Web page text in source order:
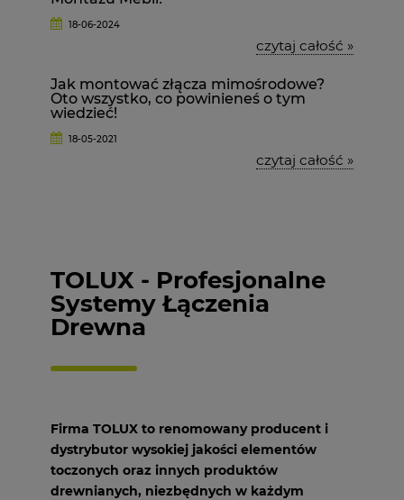
18-06-2024
czytaj całość »
Jak montować złącza mimośrodowe?
Oto wszystko, co powinieneś o tym
wiedzieć!
18-05-2021
czytaj całość »
TOLUX - Profesjonalne
Systemy Łączenia
Drewna
Firma TOLUX to renomowany producent i
dystrybutor wysokiej jakości elementów
toczonych oraz innych produktów
drewnianych, niezbędnych w każdym